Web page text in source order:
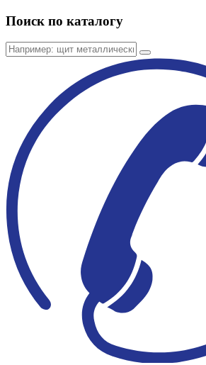
Поиск по каталогу